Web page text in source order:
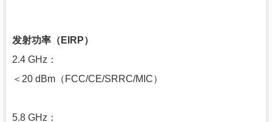
发射功率（EIRP）
2.4 GHz：
＜20 dBm（FCC/CE/SRRC/MIC）
5.8 GHz：